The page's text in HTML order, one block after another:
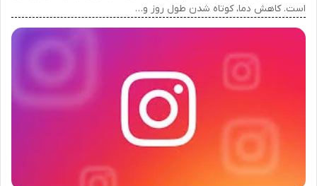
است. کاهش دما، کوتاه شدن طول روز و…